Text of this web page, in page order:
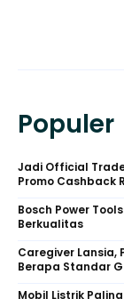
Populer
Jadi Official
Promo Cashback
Bosch Power
Berkualitas
Caregiver Lansia,
Berapa Standar
Mobil Listrik